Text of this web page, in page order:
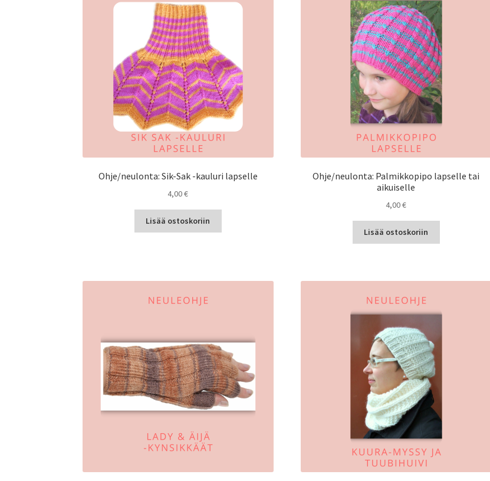
Ohje/neulonta: Sik-Sak -kauluri lapselle
4,00€
Lisää ostoskoriin
Ohje/neulonta: Palmikkopipo lapselle tai
aikuiselle
4,00€
Lisää ostoskoriin